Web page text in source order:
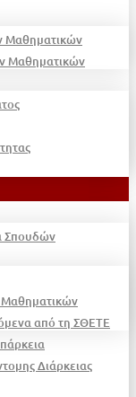
Μαθηματικών
Μαθηματικών
Σπουδών
από τη ΣΘΕΤΕ
Διάρκειας